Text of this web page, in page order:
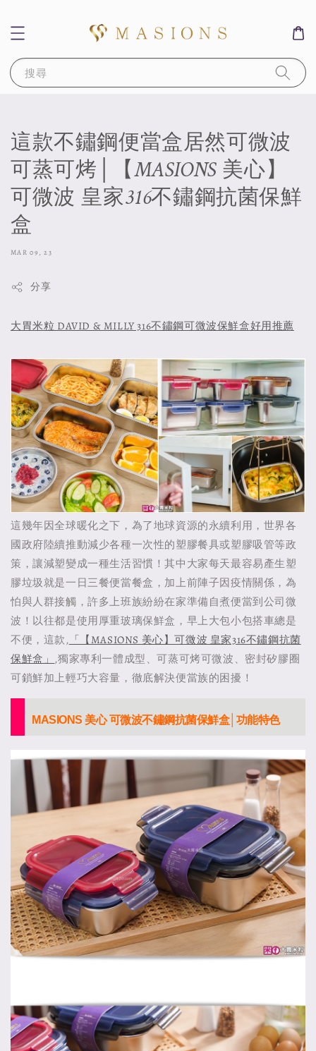
搜尋
這款不鏽鋼便當盒居然可微波
可蒸可烤│【MASIONS 美心】
可微波 皇家316不鏽鋼抗菌保鮮
盒
MAR 09, 23
分享
大胃米粒 DAVID & MILLY 316不鏽鋼可微波保鮮盒好用推薦
這幾年因全球暖化之下，為了地球資源的永續利用，世界各
國政府陸續推動減少各種一次性的塑膠餐具或塑膠吸管等政
策，讓減塑變成一種生活習慣！其中大家每天最容易產生塑
膠垃圾就是一日三餐便當餐盒，加上前陣子因疫情關係，為
怕與人群接觸，許多上班族紛紛在家準備自煮便當到公司微
波！以往都是使用厚重玻璃保鮮盒，早上大包小包搭車總是
不便，這款, 「【MASIONS 美心】可微波 皇家316不鏽鋼抗菌
保鮮盒」 ,獨家專利一體成型、可蒸可烤可微波、密封矽膠圈
可鎖鮮加上輕巧大容量，徹底解決便當族的困擾！
MASIONS 美心 可微波不鏽鋼抗菌保鮮盒│功能特色